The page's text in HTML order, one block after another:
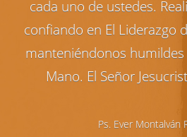
cada uno de ustedes.
confiando en El Liderazgo
manteniéndonos
Mano. El Señor
Ps. Ever Montalván